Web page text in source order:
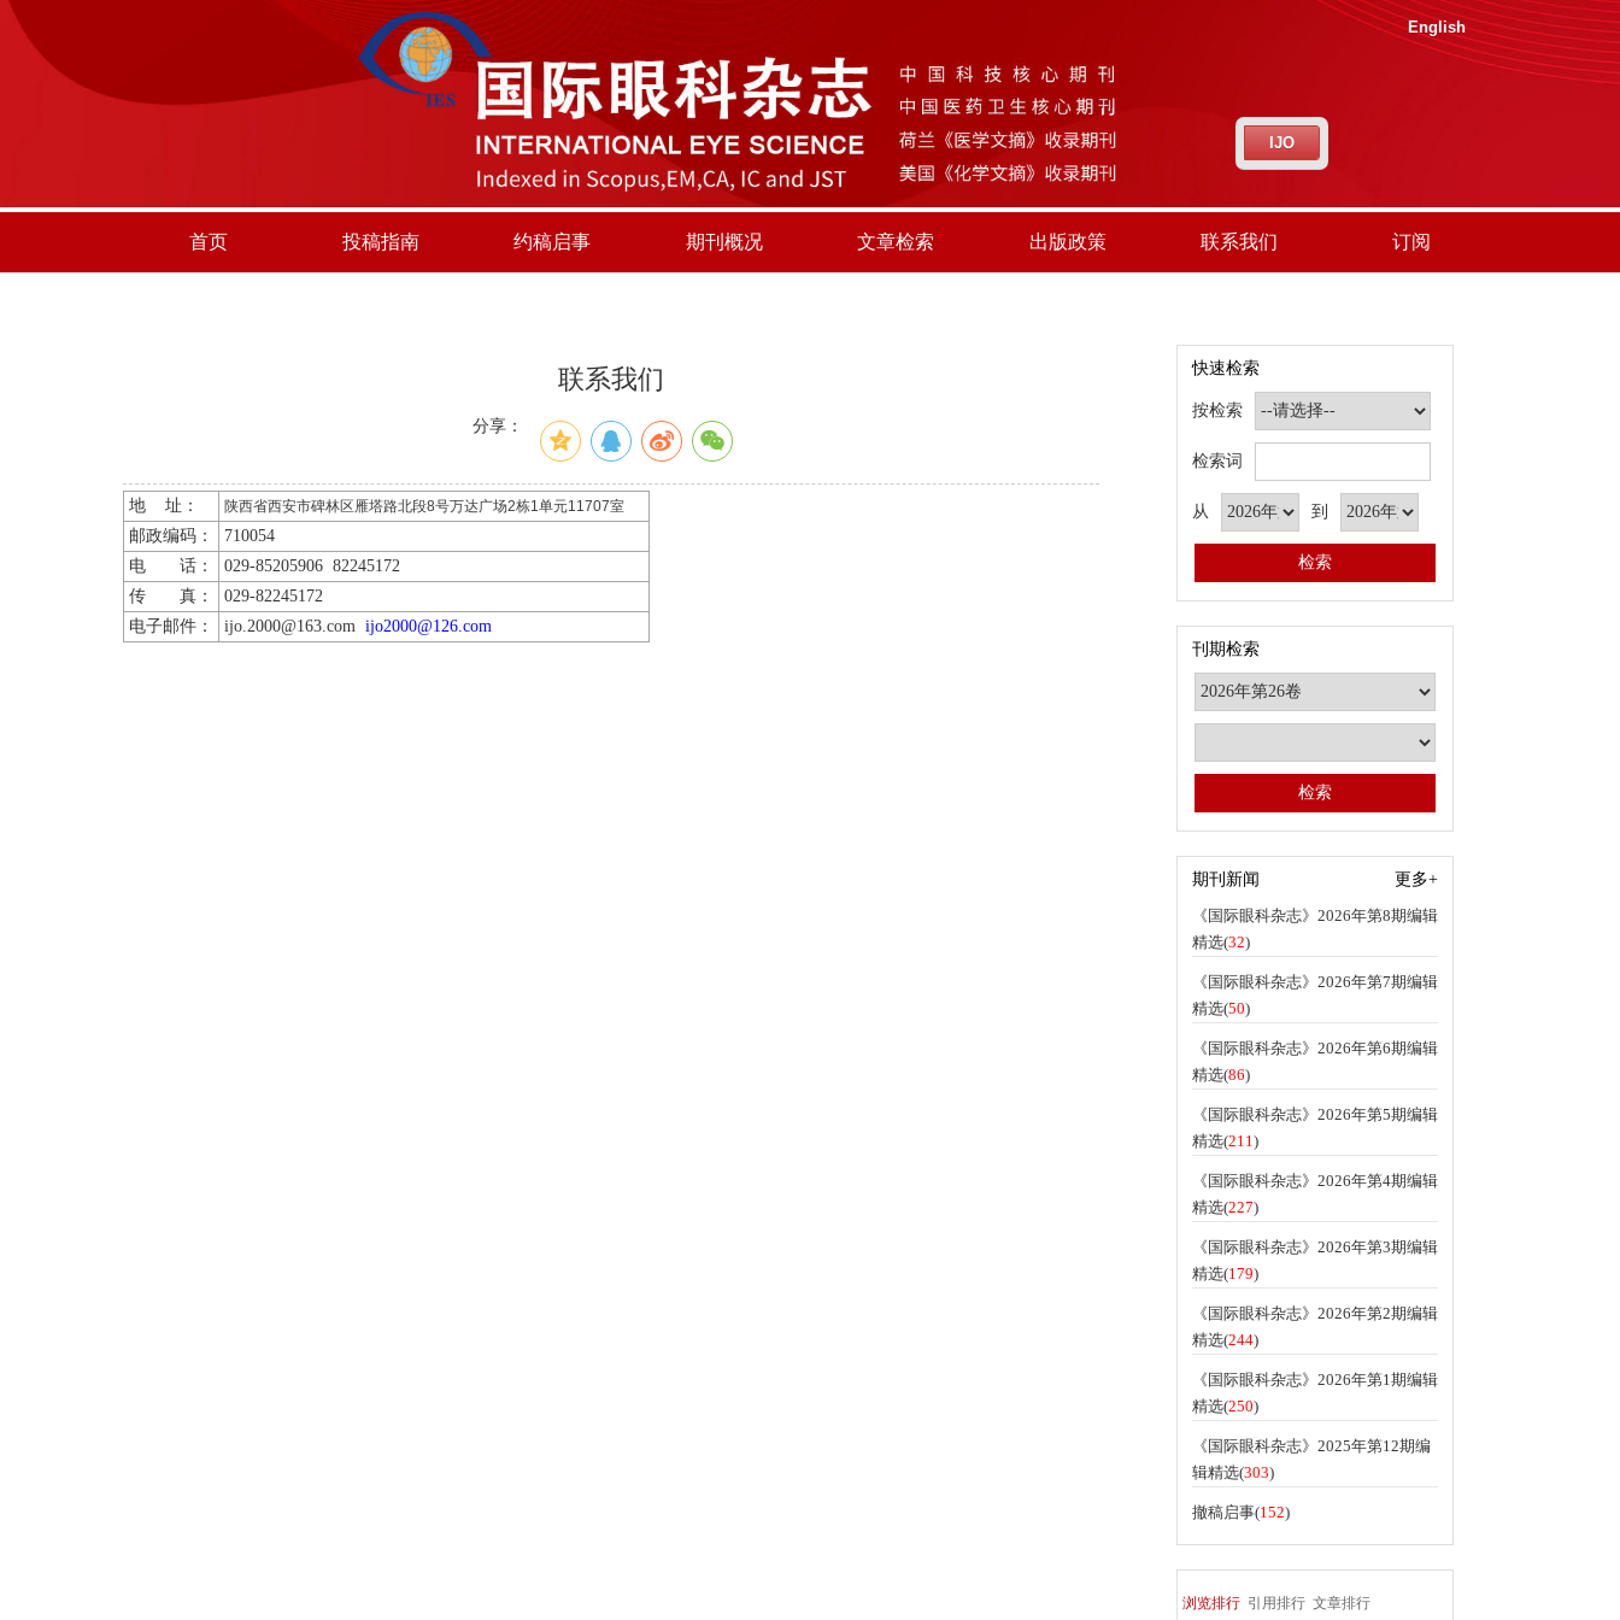
English
IJO
首页 投稿指南 约稿启事 期刊概况 文章检索 出版政策 联系我们 订阅
联系我们
分享：
地 址： 陕西省西安市碑林区雁塔路北段8号万达广场2栋1单元11707室
邮政编码：
710054
电 话：
029-85205906 82245172
传 真：
029-82245172
电子邮件：
ijo.2000@163.com ijo2000@126.com
快速检索
按检索
检索词
从 到
刊期检索
期刊新闻
更多+
《国际眼科杂志》2026年第8期编辑
精选(32)
《国际眼科杂志》2026年第7期编辑
精选(50)
《国际眼科杂志》2026年第6期编辑
精选(86)
《国际眼科杂志》2026年第5期编辑
精选(211)
《国际眼科杂志》2026年第4期编辑
精选(227)
《国际眼科杂志》2026年第3期编辑
精选(179)
《国际眼科杂志》2026年第2期编辑
精选(244)
《国际眼科杂志》2026年第1期编辑
精选(250)
《国际眼科杂志》2025年第12期编
辑精选(303)
撤稿启事(152)
浏览排行 引用排行 文章排行